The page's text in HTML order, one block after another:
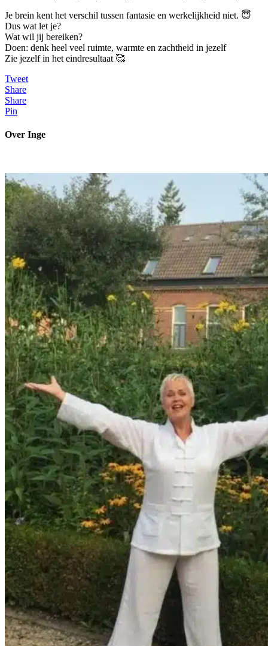
Je brein kent het verschil tussen fantasie en werkelijkheid niet. 😇
Dus wat let je?
Wat wil jij bereiken?
Doen: denk heel veel ruimte, warmte en zachtheid in jezelf
Zie jezelf in het eindresultaat 🥰
Tweet
Share
Share
Pin
Over Inge